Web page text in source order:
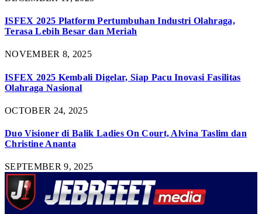
ISFEX 2025 Platform Pertumbuhan Industri Olahraga,
Terasa Lebih Besar dan Meriah
NOVEMBER 8, 2025
ISFEX 2025 Kembali Digelar, Siap Pacu Inovasi Fasilitas
Olahraga Nasional
OCTOBER 24, 2025
Duo Visioner di Balik Ladies On Court, Alvina Taslim dan
Christine Ananta
SEPTEMBER 9, 2025